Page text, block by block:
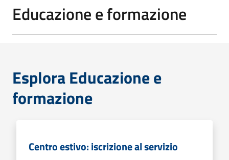
Educazione e formazione
Esplora Educazione e
formazione
Centro estivo: iscrizione al servizio